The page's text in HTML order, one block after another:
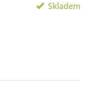
Skladem